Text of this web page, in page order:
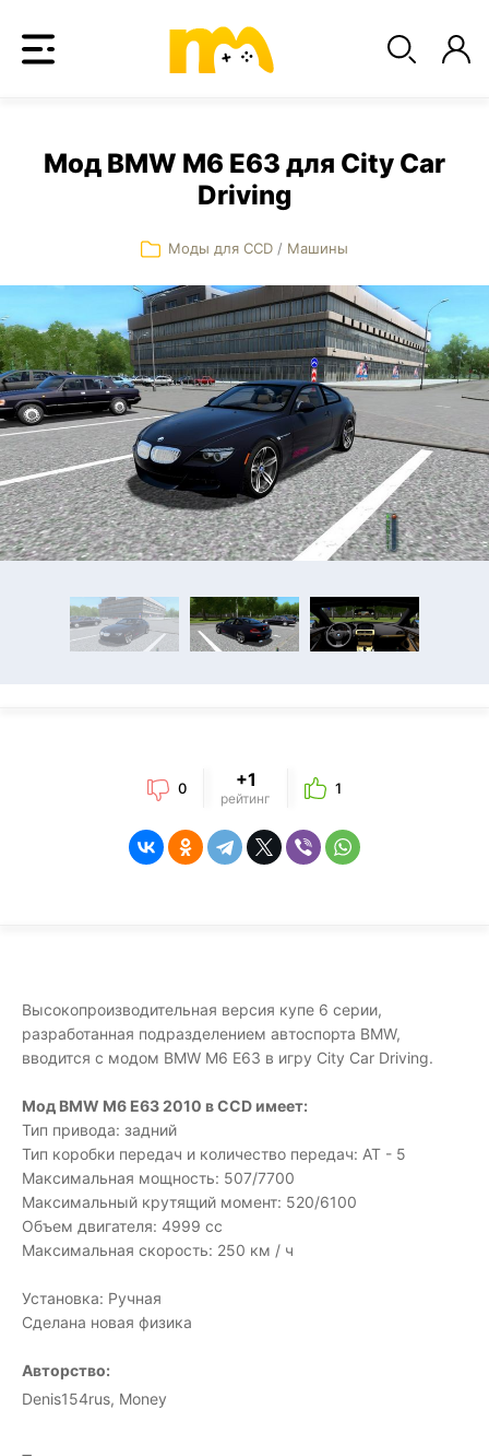
Мод BMW M6 E63 для City Car
Driving
Моды для CCD / Машины
0 +1
рейтинг
1
Высокопроизводительная версия купе 6 серии,
разработанная подразделением автоспорта BMW,
вводится с модом BMW M6 E63 в игру City Car Driving.
Мод BMW M6 E63 2010 в CCD имеет:
Тип привода: задний
Тип коробки передач и количество передач: AT - 5
Максимальная мощность: 507/7700
Максимальный крутящий момент: 520/6100
Объем двигателя: 4999 сс
Максимальная скорость: 250 км / ч
Установка: Ручная
Сделана новая физика
Авторство:
Denis154rus, Money